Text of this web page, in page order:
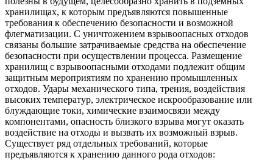
хранилищах, к которым предъявляются повышенные
требования к обеспечению безопасности и возможной
флегматизации. С уничтожением взрывоопасных отходов
связаны большие затрачиваемые средства на обеспечение
безопасности при осуществлении процесса. Размещение
хранилищ с взрывоопасными отходами подлежит общим
защитным мероприятиям по хранению промышленных
отходов. Удары механического типа, трения, воздействия
высоких температур, электрическое искрообразование или
блуждающие токи, химические взаимосвязи между
компонентами, опасность близкого взрыва могут оказать
воздействие на отходы и вызвать их возможный взрыв.
Существует ряд отдельных требований, которые
предъявляются к хранению данного рода отходов: